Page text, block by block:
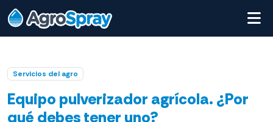
Servicios del agro
Equipo pulverizador agrícola. ¿Por
qué debes tener uno?